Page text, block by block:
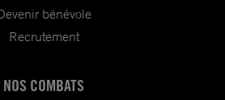
bénévole
Recrutement
NOS COMBATS